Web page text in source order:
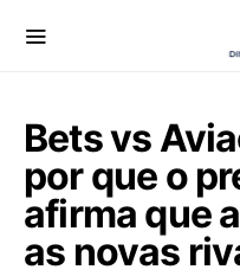
Bets vs
por que o
afirma que
as novas